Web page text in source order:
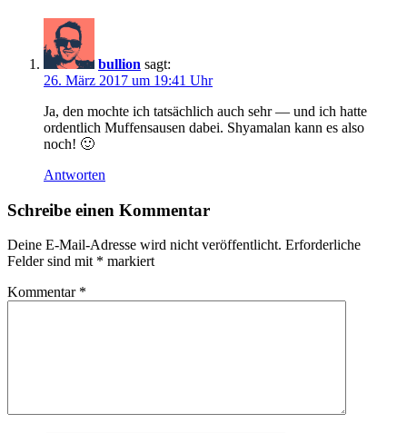
bullion sagt:
26. März 2017 um 19:41 Uhr
Ja, den mochte ich tatsächlich auch sehr — und ich hatte
ordentlich Muffensausen dabei. Shyamalan kann es also
noch! 🙂
Antworten
Schreibe einen Kommentar
Deine E-Mail-Adresse wird nicht veröffentlicht. Erforderliche
Felder sind mit * markiert
Kommentar *